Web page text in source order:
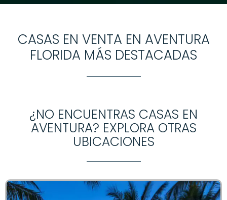
CASAS EN VENTA EN AVENTURA
FLORIDA MÁS DESTACADAS
¿NO ENCUENTRAS CASAS EN
AVENTURA? EXPLORA OTRAS
UBICACIONES